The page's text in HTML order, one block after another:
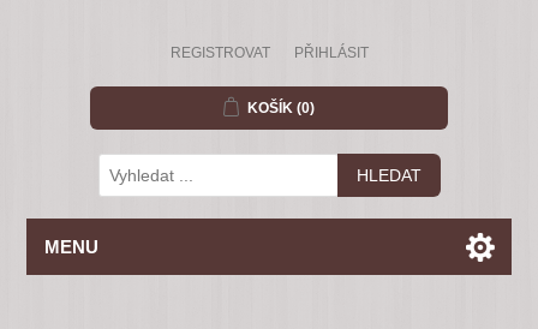
REGISTROVAT PŘIHLÁSIT
KOŠÍK (0)
MENU